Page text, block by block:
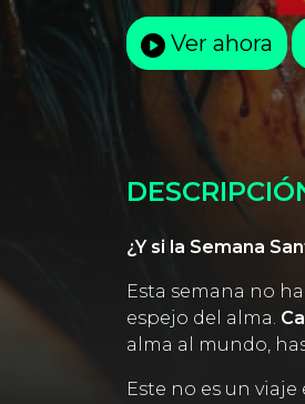
Ver ahora
¿Y si la Semana
Esta semana no
espejo del alma.
alma al mundo,
Este no es un